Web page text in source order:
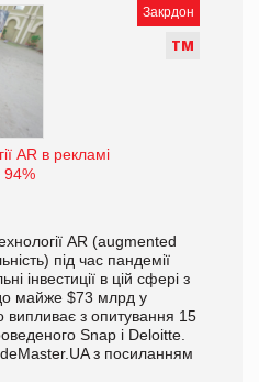
Закрдон
ТМ
AR в рекламі
94%
AR (augmented
під час пандемії
інвестиції в цій сфері з
майже $73 млрд у
випливає з опитування 15
Snap і Deloitte.
з посиланням